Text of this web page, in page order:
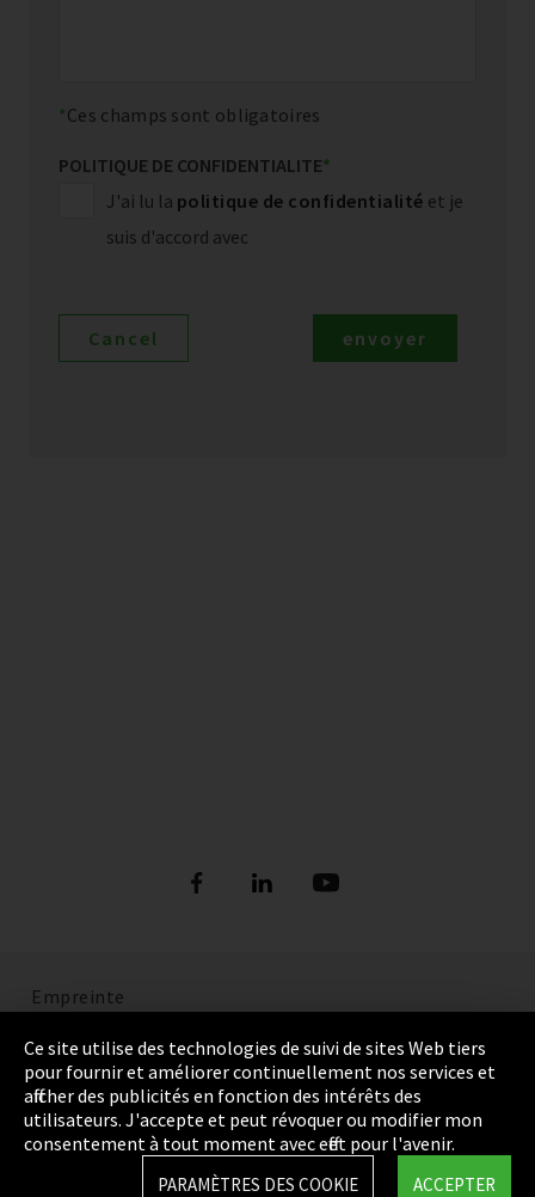
Ces champs sont obligatoires
POLITIQUE DE CONFIDENTIALITE*
J'ai lu la politique de confidentialité et je
suis d'accord avec
Empreinte
Politique de confidentialité
Cookie Settings
Termes et Conditions
Ce site utilise des technologies de suivi de sites Web tiers
pour fournir et améliorer continuellement nos services et
afficher des publicités en fonction des intérêts des
utilisateurs. J'accepte et peut révoquer ou modifier mon
consentement à tout moment avec effet pour l'avenir.
ACCEPTER
PARAMÈTRES DES COOKIE